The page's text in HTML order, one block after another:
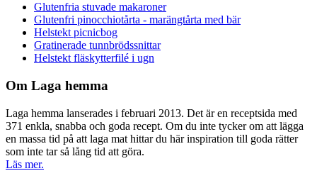
Glutenfria stuvade makaroner
Glutenfri pinocchiotårta - marängtårta med bär
Helstekt picnicbog
Gratinerade tunnbrödssnittar
Helstekt fläskytterfilé i ugn
Om Laga hemma
Laga hemma lanserades i februari 2013. Det är en receptsida med
371 enkla, snabba och goda recept. Om du inte tycker om att lägga
en massa tid på att laga mat hittar du här inspiration till goda rätter
som inte tar så lång tid att göra.
Läs mer.